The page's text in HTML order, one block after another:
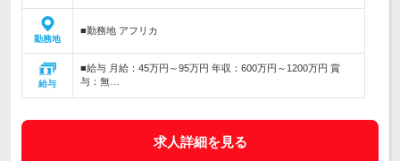
勤務地
■勤務地 アフリカ
給与
■給与 月給：45万円～95万円 年収：600万円～1200万円 賞
与：無…
求人詳細を見る